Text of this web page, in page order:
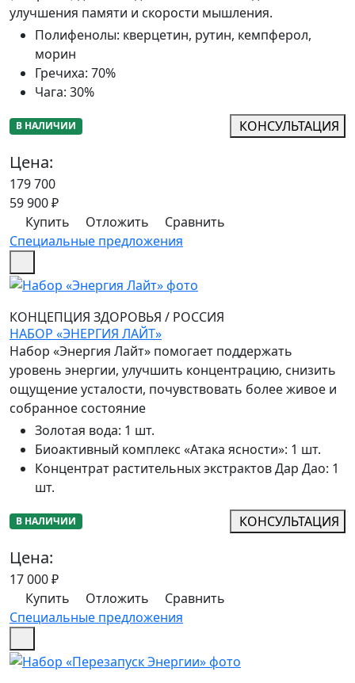
улучшения памяти и скорости мышления.
Полифенолы: кверцетин, рутин, кемпферол,
морин
Гречиха: 70%
Чага: 30%
В НАЛИЧИИ КОНСУЛЬТАЦИЯ
Цена:
179 700
59 900₽
Купить
Отложить
Сравнить
Специальные предложения
КОНЦЕПЦИЯ ЗДОРОВЬЯ / РОССИЯ
НАБОР «ЭНЕРГИЯ ЛАЙТ»
Набор «Энергия Лайт» помогает поддержать
уровень энергии, улучшить концентрацию, снизить
ощущение усталости, почувствовать более живое и
собранное состояние
Золотая вода: 1 шт.
Биоактивный комплекс «Атака ясности»: 1 шт.
Концентрат растительных экстрактов Дар Дао: 1
шт.
В НАЛИЧИИ КОНСУЛЬТАЦИЯ
Цена:
17 000₽
Купить
Отложить
Сравнить
Специальные предложения